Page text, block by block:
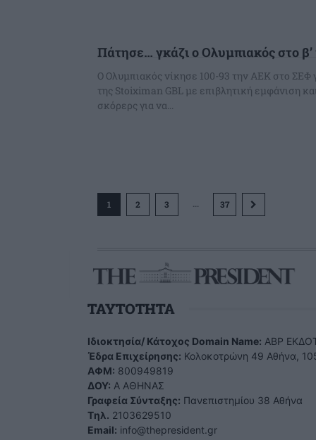
Πάτησε… γκάζι ο Ολυμπιακός στο β’
Ο Ολυμπιακός νίκησε 100-93 την ΑΕΚ στο ΣΕΦ
της Stoiximan GBL με επιβλητική εμφάνιση
σκόρερς για να...
1 2 3 ... 37
TAYTOTHTA
Ιδιοκτησία/ Κάτοχος Domain Name: ΑBP
Έδρα Επιχείρησης: Κολοκοτρώνη 49 Αθήνα,
ΑΦΜ: 800949819
ΔΟΥ: Α ΑΘΗΝΑΣ
Γραφεία Σύνταξης: Πανεπιστημίου 38 Αθήνα
Tηλ. 2103629510
Email: info@thepresident.gr